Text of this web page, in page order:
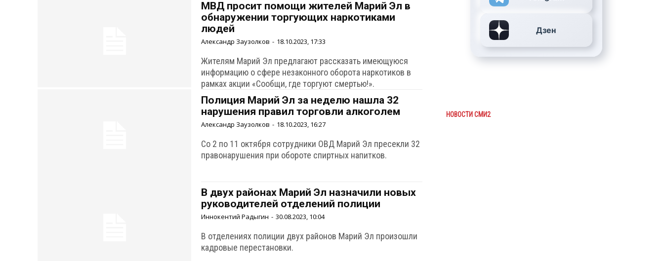
МВД просит помощи жителей Марий Эл в
обнаружении торгующих наркотиками
людей
Александр Заузолков - 18.10.2023, 17:33
Жителям Марий Эл предлагают рассказать имеющуюся
информацию о сфере незаконного оборота наркотиков в
рамках акции «Сообщи, где торгуют смертью!».
Полиция Марий Эл за неделю нашла 32
нарушения правил торговли алкоголем
Александр Заузолков - 18.10.2023, 16:27
Со 2 по 11 октября сотрудники ОВД Марий Эл пресекли 32
правонарушения при обороте спиртных напитков.
В двух районах Марий Эл назначили новых
руководителей отделений полиции
Иннокентий Радыгин - 30.08.2023, 10:04
В отделениях полиции двух районов Марий Эл произошли
кадровые перестановки.
Дзен
НОВОСТИ СМИ2